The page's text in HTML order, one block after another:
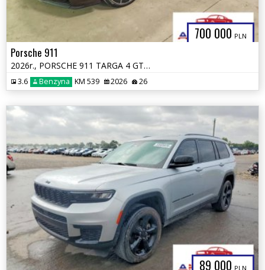
700 000 PLN
Porsche 911
2026r., PORSCHE 911 TARGA 4 GTS, 3.6L, od ubezpieczalni
3.6 Benzyna KM 539 2026 26
89 000 PLN